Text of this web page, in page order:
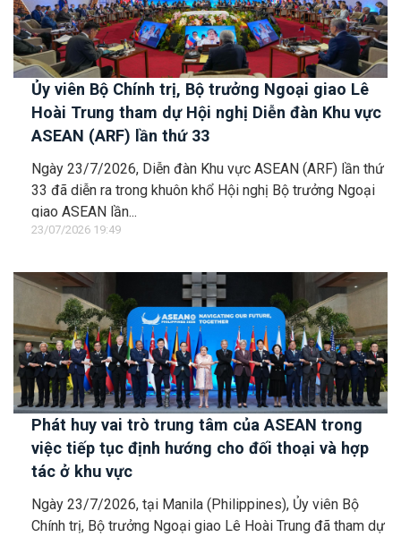
Ủy viên Bộ Chính trị, Bộ trưởng Ngoại giao Lê
Hoài Trung tham dự Hội nghị Diễn đàn Khu vực
ASEAN (ARF) lần thứ 33
Ngày 23/7/2026, Diễn đàn Khu vực ASEAN (ARF) lần thứ
33 đã diễn ra trong khuôn khổ Hội nghị Bộ trưởng Ngoại
giao ASEAN lần...
23/07/2026 19:49
Phát huy vai trò trung tâm của ASEAN trong
việc tiếp tục định hướng cho đối thoại và hợp
tác ở khu vực
Ngày 23/7/2026, tại Manila (Philippines), Ủy viên Bộ
Chính trị, Bộ trưởng Ngoại giao Lê Hoài Trung đã tham dự